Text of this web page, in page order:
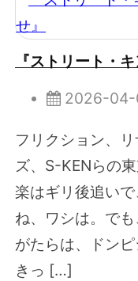
『ストリート・
2026-
フリクション、
ズ、S-KENらの
楽はギリ後追い
ね、ワシは。で
がたらは、ドン
きっ […]